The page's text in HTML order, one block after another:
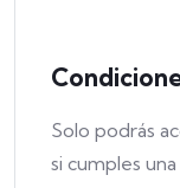
Solo podrás
si cumples